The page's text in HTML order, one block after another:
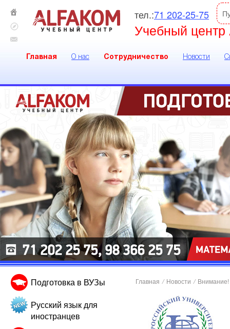
тел.:71 202-25-75
Учебный центр
Главная О нас Сотрудничество Новости
Подготовка в ВУЗы
Русский язык для
иностранцев
Главная / Новости /